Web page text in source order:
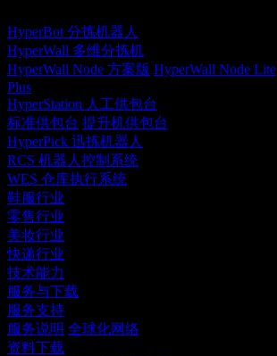
HyperBot 分拣机器人
HyperWall 多维分拣机
HyperWall Node 方案版 HyperWall Node Lite
Plus
HyperStation 人工供包台
标准供包台 提升机供包台
HyperPick 迅拣机器人
RCS 机器人控制系统
WES 仓库执行系统
鞋服行业
零售行业
美妆行业
快递行业
技术能力
服务与下载
服务支持
服务说明 全球化网络
资料下载